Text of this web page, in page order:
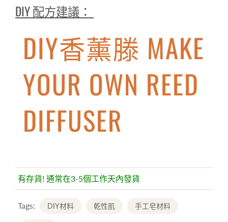
DIY 配方建議：
DIY香薰滕 MAKE
YOUR OWN REED
DIFFUSER
有存貨! 通常在3-5個工作天內發貨
Tags: DIY材料 乾性肌 手工皂材料